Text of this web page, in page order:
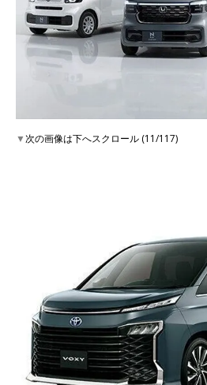
▼次の画像は下へスクロール (11/117)